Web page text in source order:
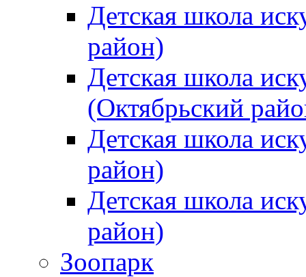
Детская школа
район)
Детская школа
(Октябрьский
Детская школа
район)
Детская школа
район)
Зоопарк